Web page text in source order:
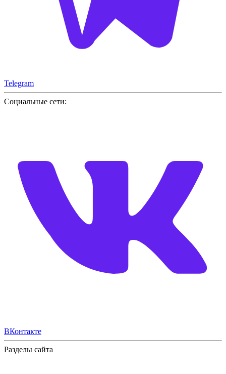
Telegram
Социальные сети:
ВКонтакте
Разделы сайта